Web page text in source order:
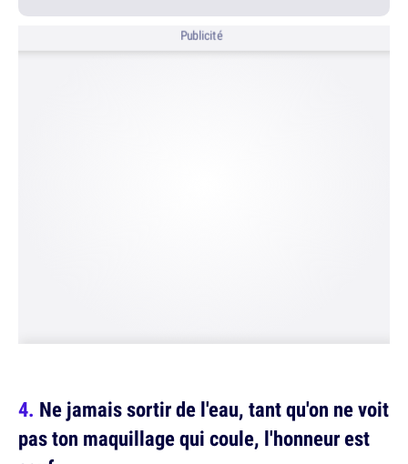
Publicité
Ne jamais sortir de l'eau, tant qu'on ne voit
pas ton maquillage qui coule, l'honneur est